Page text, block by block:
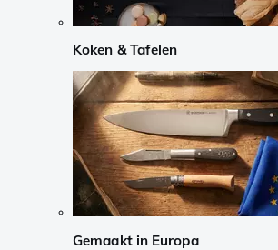
Koken & Tafelen
Gemaakt in Europa